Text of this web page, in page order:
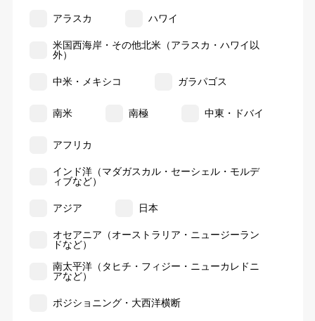
アラスカ ハワイ
米国西海岸・その他北米（アラスカ・ハワイ以
外）
中米・メキシコ ガラパゴス
南米 南極 中東・ドバイ
アフリカ
インド洋（マダガスカル・セーシェル・モルデ
ィブなど）
アジア 日本
オセアニア（オーストラリア・ニュージーラン
ドなど）
南太平洋（タヒチ・フィジー・ニューカレドニ
アなど）
ポジショニング・大西洋横断